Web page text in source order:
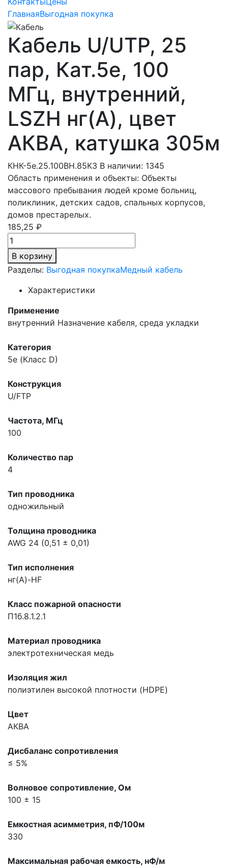
ГлавнаяВыгодная покупка
Кабель U/UTP, 25
пар, Кат.5e, 100
МГц, внутренний,
LSZH нг(А), цвет
АКВА, катушка 305м
КНК-5е.25.100ВН.85К3 В наличии: 1345
Область применения и объекты: Объекты
массового пребывания людей кроме больниц,
поликлиник, детских садов, спальных корпусов,
домов престарелых.
185,25 ₽
В корзину
Разделы: Выгодная покупкаМедный кабель
Характеристики
Применение
внутренний Назначение кабеля, среда укладки
Категория
5e (Класс D)
Конструкция
U/FTP
Частота, МГц
100
Количество пар
4
Тип проводника
одножильный
Толщина проводника
AWG 24 (0,51 ± 0,01)
Тип исполнения
нг(A)-HF
Класс пожарной опасности
П1б.8.1.2.1
Материал проводника
электротехническая медь
Изоляция жил
полиэтилен высокой плотности (HDPE)
Цвет
АКВА
Дисбаланс сопpотивления
≤ 5%
Волновое сопpотивление, Ом
100 ± 15
Емкостная асимметрия, пФ/100м
330
Максимальная pабочая емкость, нФ/м